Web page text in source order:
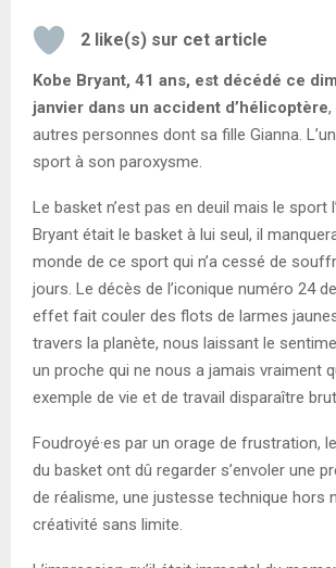
2 like(s) sur cet article
Kobe Bryant, 41 ans, est décédé ce
janvier dans un accident d’hélicoptère,
autres personnes dont sa fille Gianna.
sport à son paroxysme.
Le basket n’est pas en deuil mais le sport
Bryant était le basket à lui seul, il
monde de ce sport qui n’a cessé de
jours. Le décès de l’iconique numéro 24
effet fait couler des flots de larmes
travers la planète, nous laissant le
un proche qui ne nous a jamais vraiment
exemple de vie et de travail disparaître
Foudroyé·es par un orage de frustration,
du basket ont dû regarder s’envoler une
de réalisme, une justesse technique hors
créativité sans limite.